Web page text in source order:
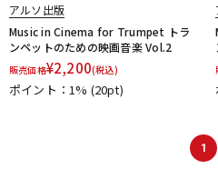
アルソ出版
Music in Cinema for Trumpet トラ
ンペットのための映画音楽 Vol.2
販売価格¥2,200(税込)
ポイント：1% (20pt)
1